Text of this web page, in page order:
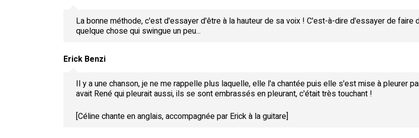
La bonne méthode, c'est d'essayer d'être à la hauteur de sa voix ! C'est-à-dire d'essayer de
quelque chose qui swingue un peu...
Erick Benzi
Il y a une chanson, je ne me rappelle plus laquelle, elle l'a chantée puis elle s'est mise à pleurer
avait René qui pleurait aussi, ils se sont embrassés en pleurant, c'était très touchant !
[Céline chante en anglais, accompagnée par Erick à la guitare]